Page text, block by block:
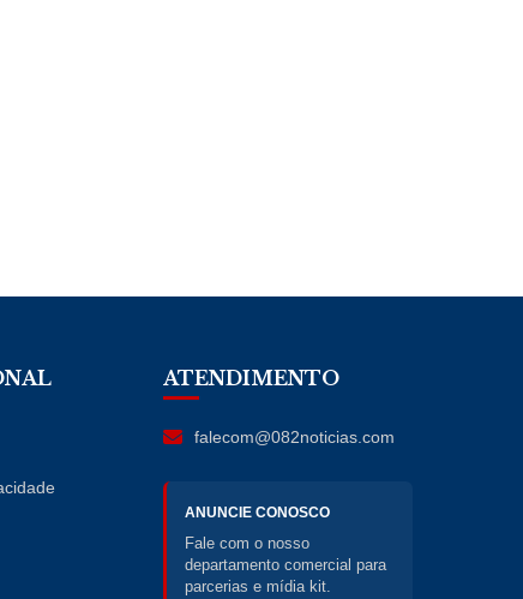
ATENDIMENTO
falecom@082noticias.com
ANUNCIE CONOSCO
Fale com o nosso
departamento comercial para
parcerias e mídia kit.